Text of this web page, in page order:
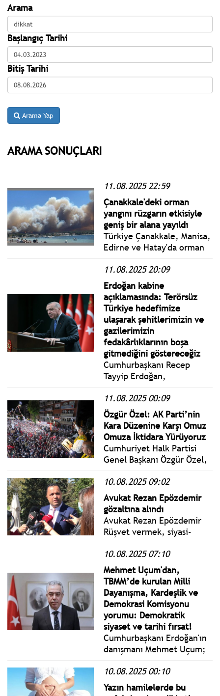
Arama
Başlangıç Tarihi
Bitiş Tarihi
Arama Yap
ARAMA SONUÇLARI
11.08.2025 22:59
Çanakkale'deki orman
yangını rüzgarın etkisiyle
geniş bir alana yayıldı
Türkiye Çanakkale, Manisa,
Edirne ve Hatay'da orman
ediyor. Yangın nedeniyle
deniz ve karayolu ile 2 bin
90 kişi tahliye edildi, 3 köy
boşaltıldı. 77 kişi hastaneye
kaldırıldı.
11.08.2025 20:09
Erdoğan kabine
açıklamasında: Terörsüz
Türkiye hedefimize
ulaşarak şehitlerimizin ve
gazilerimizin
fedakârlıklarının boşa
gitmediğini göstereceğiz
Cumhurbaşkanı Recep
Tayyip Erdoğan,
Külliyesinde
gerçekleştirilen
Cumhurbaşkanlığı Kabinesi
Toplantısı’nın ardından
basın açıklaması yaptı.
11.08.2025 00:09
Özgür Özel: AK Parti’nin
Kara Düzenine Karşı Omuz
Omuza İktidara Yürüyoruz
Cumhuriyet Halk Partisi
Genel Başkanı Özgür Özel,
Millet İradesine Sahip
Çıkıyor Mitingi’ne katıldı.
10.08.2025 09:02
Avukat Rezan Epözdemir
gözaltına alındı
Avukat Rezan Epözdemir
Rüşvet vermek, siyasi-
yardım iddiasıyla gözaltına
alındı.
10.08.2025 07:10
Mehmet Uçum'dan,
TBMM’de kurulan Milli
Dayanışma, Kardeşlik ve
Demokrasi Komisyonu
yorumu: Demokratik
siyaset ve tarihi fırsat!
Cumhurbaşkanı Erdoğan'ın
danışmanı Mehmet Uçum;
‘Devletin aktüel
işleyişi’ndeki pratik
10.08.2025 00:10
Yazın hamilelerde bu